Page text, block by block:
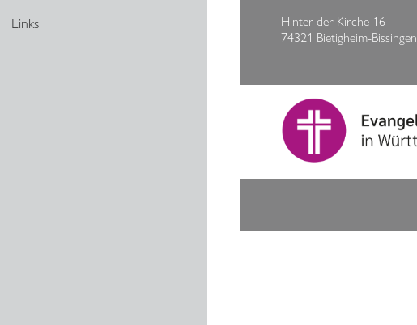
Hinter der Kirche 16
74321 Bietigheim-Bissingen
Links